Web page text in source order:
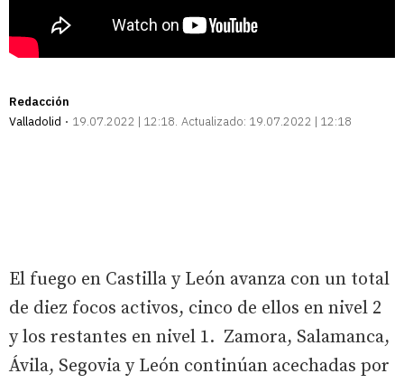
Redacción
Valladolid
19.07.2022 | 12:18 Actualizado: 19.07.2022 | 12:18
El fuego en Castilla y León avanza con un total
de diez focos activos, cinco de ellos en nivel 2
y los restantes en nivel 1. Zamora, Salamanca,
Ávila, Segovia y León continúan acechadas por